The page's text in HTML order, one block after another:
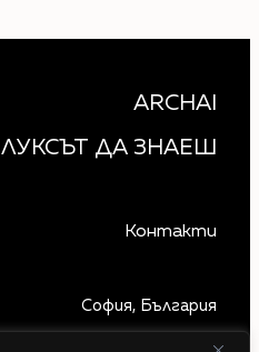
ARCHAI
ЛУКСЪТ ДА ЗНАЕШ
Контакти
София, България